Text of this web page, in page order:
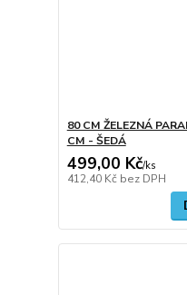
80 CM ŽELEZNÁ
CM - ŠEDÁ
499,00 Kč/ks
412,40 Kč bez DPH